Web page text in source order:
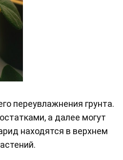
переувлажнения грунта.
а далее могут
находятся в верхнем